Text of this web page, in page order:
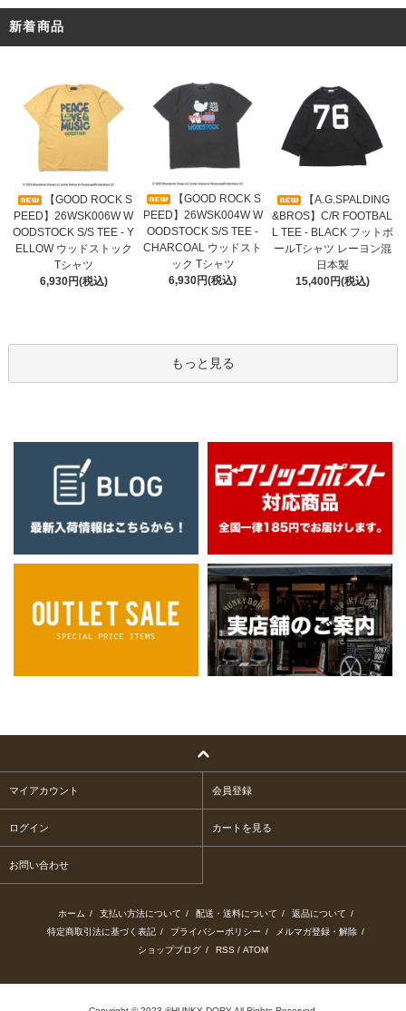
新着商品
【GOOD ROCK S
PEED】26WSK006W W
OODSTOCK S/S TEE - Y
ELLOW ウッドストック
Tシャツ
6,930円(税込)
【GOOD ROCK S
PEED】26WSK004W W
OODSTOCK S/S TEE -
CHARCOAL ウッドスト
ック Tシャツ
6,930円(税込)
【A.G.SPALDING
&BROS】C/R FOOTBAL
L TEE - BLACK フットボ
ールTシャツ レーヨン混
日本製
15,400円(税込)
もっと見る
マイアカウント 会員登録
ログイン カートを見る
お問い合わせ
ホーム / 支払い方法について / 配送・送料について / 返品について /
特定商取引法に基づく表記 / プライバシーポリシー / メルマガ登録・解除 /
ショップブログ / RSS / ATOM